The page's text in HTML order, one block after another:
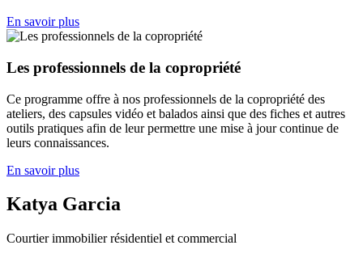
En savoir plus
Les professionnels de la copropriété
Ce programme offre à nos professionnels de la copropriété des
ateliers, des capsules vidéo et balados ainsi que des fiches et autres
outils pratiques afin de leur permettre une mise à jour continue de
leurs connaissances.
En savoir plus
Katya Garcia
Courtier immobilier résidentiel et commercial